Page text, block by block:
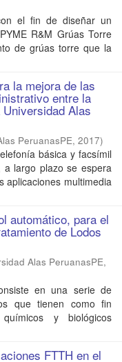
el fin de diseñar un
R&M Grúas Torre
de grúas torre que la
la mejora de las
entre la
Alas
PeruanasPE, 2017)
básica y facsímil
a largo plazo se espera
aplicaciones multimedia
automático, para el
de Lodos
Alas PeruanasPE,
en una serie de
que tienen como fin
y biológicos
FTTH en el